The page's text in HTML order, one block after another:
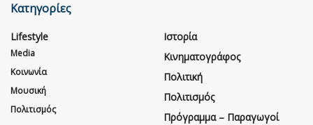
Κατηγορίες
Lifestyle
Media
Κοινωνία
Μουσική
Πολιτισμός
Ιστορία
Κινηματογράφος
Πολιτική
Πολιτισμός
Πρόγραμμα – Παραγωγοί